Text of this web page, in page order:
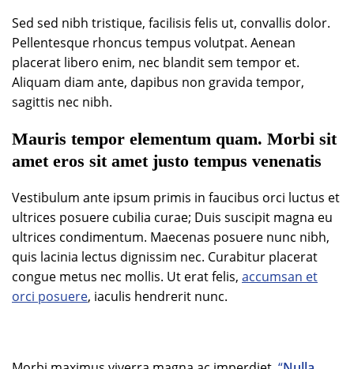
Sed sed nibh tristique, facilisis felis ut, convallis dolor.
Pellentesque rhoncus tempus volutpat. Aenean
placerat libero enim, nec blandit sem tempor et.
Aliquam diam ante, dapibus non gravida tempor,
sagittis nec nibh.
Mauris tempor elementum quam. Morbi sit
amet eros sit amet justo tempus venenatis
Vestibulum ante ipsum primis in faucibus orci luctus et
ultrices posuere cubilia curae; Duis suscipit magna eu
ultrices condimentum. Maecenas posuere nunc nibh,
quis lacinia lectus dignissim nec. Curabitur placerat
congue metus nec mollis. Ut erat felis, accumsan et
orci posuere, iaculis hendrerit nunc.